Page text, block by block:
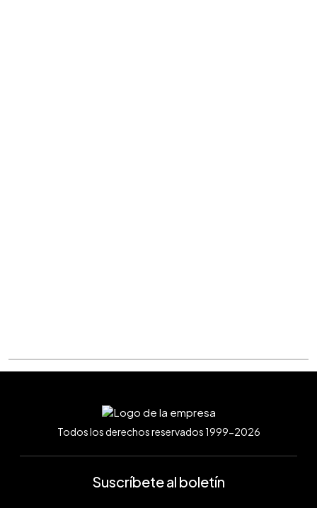
Todos los derechos reservados 1999-2026
Suscríbete al boletín